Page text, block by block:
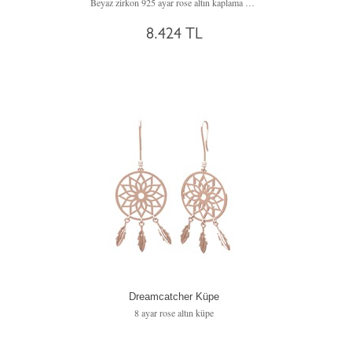
8.424 TL
Dreamcatcher Küpe
8 ayar rose altın küpe